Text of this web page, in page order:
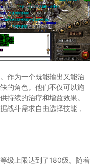
作为一个既能输出又能治
的角色。他们不仅可以施
持续的治疗和增益效果。
战斗需求自由选择技能，
级上限达到了180级。随着